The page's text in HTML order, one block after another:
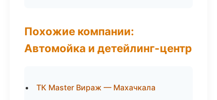
Похожие компании:
Автомойка и детейлинг-центр
ТК Master Вираж — Махачкала